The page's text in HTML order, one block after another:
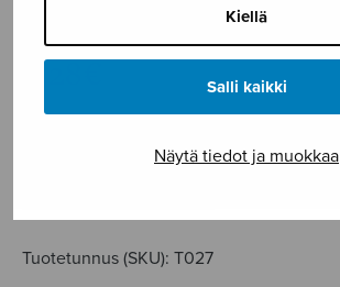
Kiellä
Salli kaikki
Näytä tiedot ja muokkaa
6,28€
Tuotetunnus (SKU): T027